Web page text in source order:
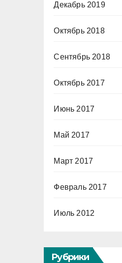
Декабрь 2019
Октябрь 2018
Сентябрь 2018
Октябрь 2017
Июнь 2017
Май 2017
Март 2017
Февраль 2017
Июль 2012
Рубрики